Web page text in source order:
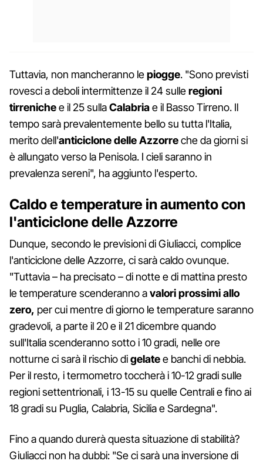
Tuttavia, non mancheranno lepiogge. "Sono previsti
rovesci a deboli intermittenze il 24 sulleregioni
tirrenichee il 25 sullaCalabriae il Basso Tirreno. Il
tempo sarà prevalentemente bello su tutta l'Italia,
merito dell'anticiclonedelle Azzorreche da giorni si
è allungato verso la Penisola. I cieli saranno in
prevalenza sereni", ha aggiunto l'esperto.
Caldo e temperature in aumento con
l'anticiclone delle Azzorre
Dunque, secondo le previsioni di Giuliacci, complice
l'anticiclone delle Azzorre, ci sarà caldo ovunque.
"Tuttavia – ha precisato – di notte e di mattina presto
le temperature scenderanno avalori prossimi allo
zero, per cui mentre di giorno le temperature saranno
gradevoli, a parte il 20 e il 21 dicembre quando
sull'Italia scenderanno sotto i 10 gradi, nelle ore
notturne ci sarà il rischio digelatee banchi di nebbia.
Per il resto, i termometro toccherà i 10-12 gradi sulle
regioni settentrionali, i 13-15 su quelle Centrali e fino ai
18 gradi su Puglia, Calabria, Sicilia e Sardegna".
Fino a quando durerà questa situazione di stabilità?
Giuliacci non ha dubbi: "Se ci sarà una inversione di